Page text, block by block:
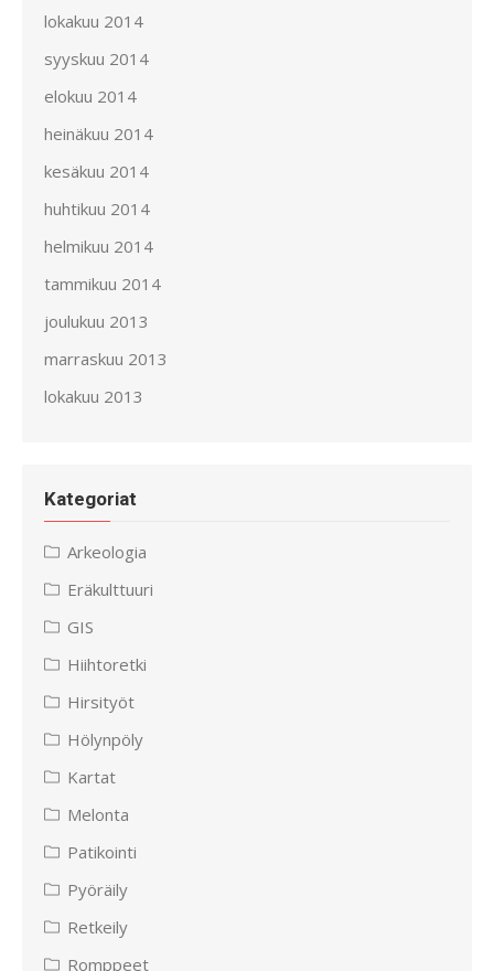
lokakuu 2014
syyskuu 2014
elokuu 2014
heinäkuu 2014
kesäkuu 2014
huhtikuu 2014
helmikuu 2014
tammikuu 2014
joulukuu 2013
marraskuu 2013
lokakuu 2013
Kategoriat
Arkeologia
Eräkulttuuri
GIS
Hiihtoretki
Hirsityöt
Hölynpöly
Kartat
Melonta
Patikointi
Pyöräily
Retkeily
Romppeet